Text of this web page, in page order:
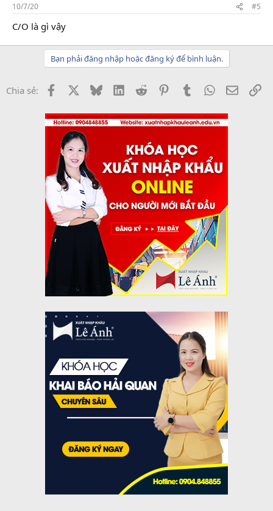
10/7/20 #5
C/O là gì vậy
Bạn phải đăng nhập hoặc đăng ký để bình luận.
Chia sẻ: Facebook BlueskyLinkedInReddit PinterestTumblrWhatsApp
Email